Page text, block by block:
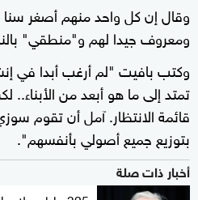
وقال إن كل واحد منهم أصغر سنا
ومعروف جيدا لهم و"منطقي"
وكتب بافيت "لم أرغب أبدا في
تمتد إلى ما هو أبعد من الأبناء..
قائمة الانتظار. آمل أن تقوم
بتوزيع جميع أصولي بأنفسهم".
أخبار ذات صلة